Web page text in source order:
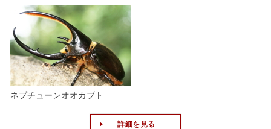
ネプチューンオオカブト
詳細を見る